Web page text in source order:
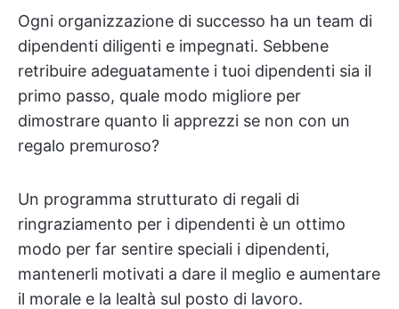
Ogni organizzazione di successo ha un team di
dipendenti diligenti e impegnati. Sebbene
retribuire adeguatamente i tuoi dipendenti sia il
primo passo, quale modo migliore per
dimostrare quanto li apprezzi se non con un
regalo premuroso?
Un programma strutturato di regali di
ringraziamento per i dipendenti è un ottimo
modo per far sentire speciali i dipendenti,
mantenerli motivati a dare il meglio e aumentare
il morale e la lealtà sul posto di lavoro.